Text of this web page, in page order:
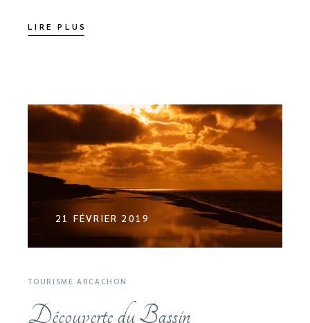
LIRE PLUS
21 FÉVRIER 2019
TOURISME ARCACHON
Découverte du Bassin